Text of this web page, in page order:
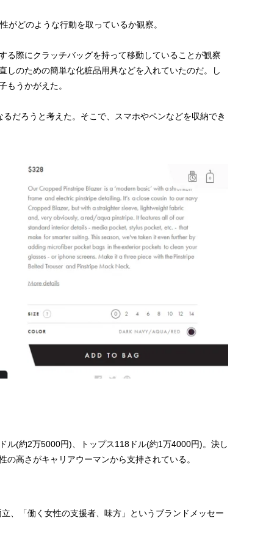
がどのような行動を取っているか観察。
る際にクラッチバッグを持って移動していることが観察
しのための簡単な化粧品用具などを入れていたのだ。し
もうかがえた。
だろうと考えた。そこで、スマホやペンなどを収納でき
ル(約2万5000円)、トップス118ドル(約1万4000円)。決し
高さがキャリアウーマンから支持されている。
、「働く女性の支援者、味方」というブランドメッセー